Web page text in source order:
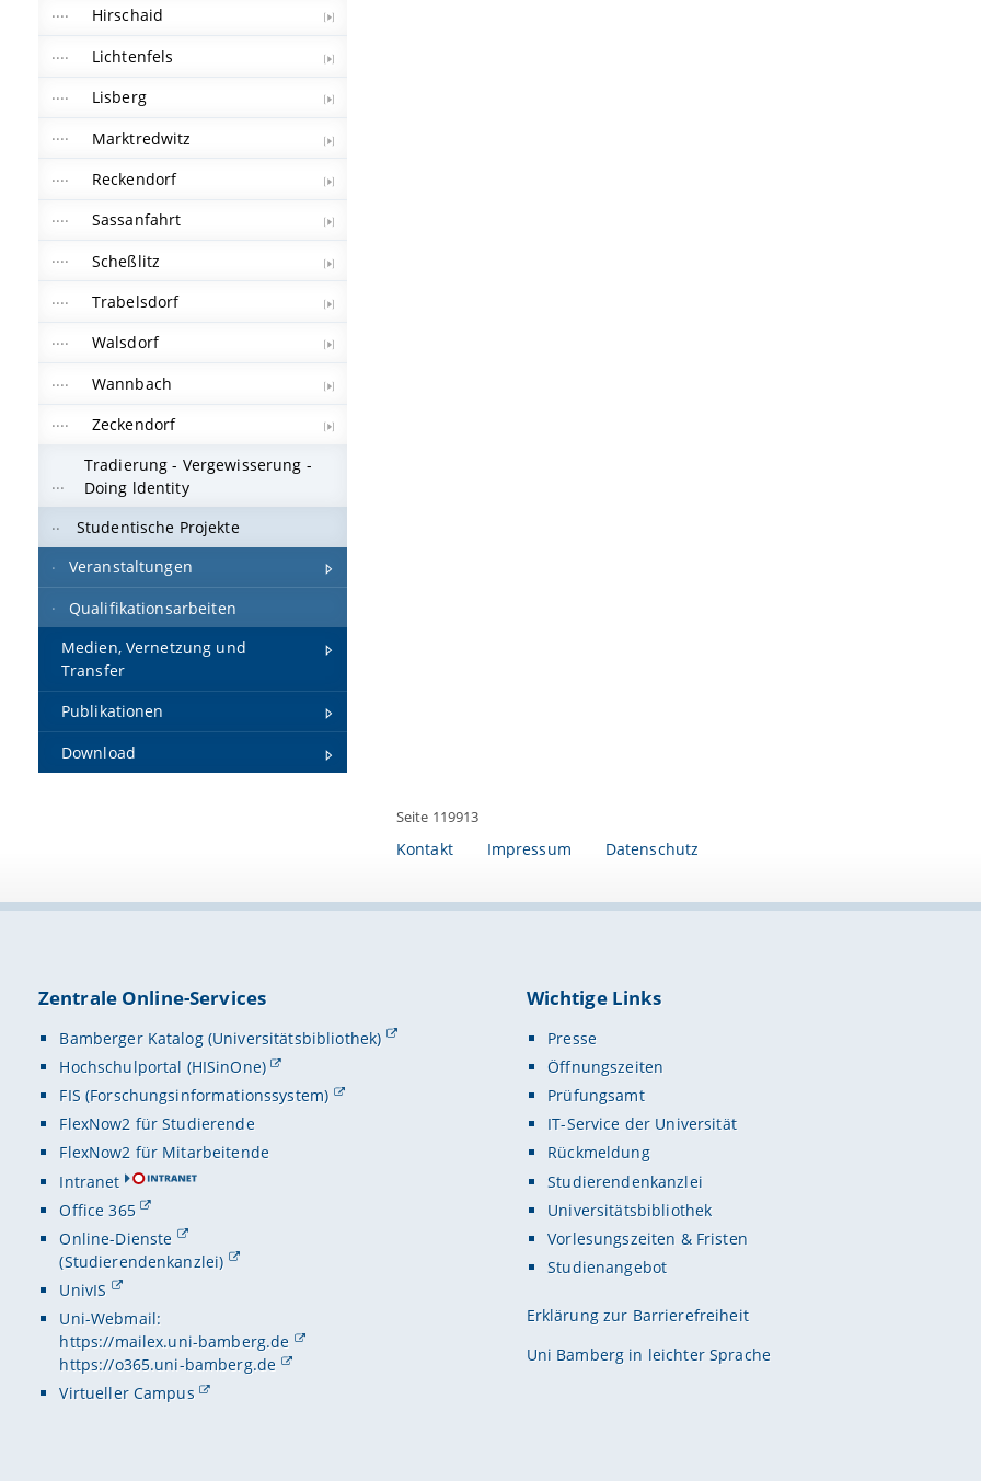
Hirschaid
Lichtenfels
Lisberg
Marktredwitz
Reckendorf
Sassanfahrt
Scheßlitz
Trabelsdorf
Walsdorf
Wannbach
Zeckendorf
Tradierung - Vergewisserung -
Doing ldentity
Studentische Projekte
Veranstaltungen
Qualifikationsarbeiten
Medien, Vernetzung und
Transfer
Publikationen
Download
Seite 119913
Kontakt Impressum Datenschutz
Zentrale Online-Services
Bamberger Katalog (Universitätsbibliothek)
Hochschulportal (HISinOne)
FIS (Forschungsinformationssystem)
FlexNow2 für Studierende
FlexNow2 für Mitarbeitende
Intranet
Office 365
Online-Dienste
(Studierendenkanzlei)
UnivIS
Uni-Webmail:
https://mailex.uni-bamberg.de
https://o365.uni-bamberg.de
Virtueller Campus
Wichtige Links
Presse
Öffnungszeiten
Prüfungsamt
IT-Service der Universität
Rückmeldung
Studierendenkanzlei
Universitätsbibliothek
Vorlesungszeiten & Fristen
Studienangebot
Erklärung zur Barrierefreiheit
Uni Bamberg in leichter Sprache